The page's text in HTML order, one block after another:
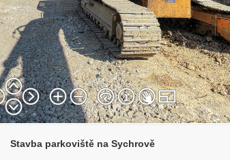
Stavba parkoviště na Sychrově